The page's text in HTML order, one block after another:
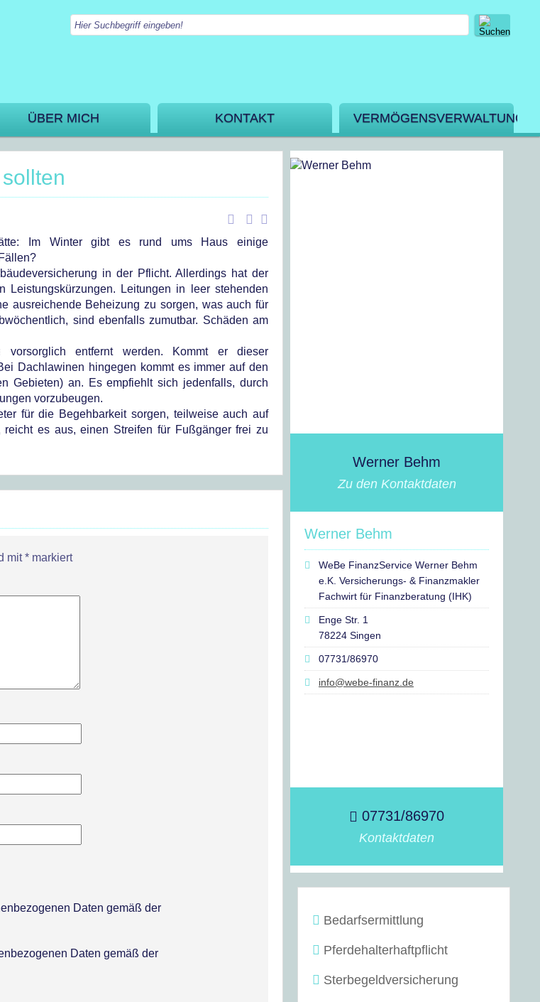
ÜBER MICH KONTAKT VERMÖGENSVERWALTUNG
Werner Behm
Zu den Kontaktdaten
Werner Behm
WeBe FinanzService Werner Behm
e.K. Versicherungs- & Finanzmakler
Fachwirt für Finanzberatung (IHK)
Enge Str. 1
78224 Singen
07731/86970
info@webe-finanz.de
07731/86970
Kontaktdaten
Bedarfsermittlung
Pferdehalterhaftpflicht
Sterbegeldversicherung
Im Winter gibt es rund ums Haus einige
in der Pflicht. Allerdings hat der
Leistungskürzungen. Leitungen in leer stehenden
ausreichende Beheizung zu sorgen, was auch für
sind ebenfalls zumutbar. Schäden am
vorsorglich entfernt werden. Kommt er dieser
Dachlawinen hingegen kommt es immer auf den
Gebieten) an. Es empfiehlt sich jedenfalls, durch
vorzubeugen.
für die Begehbarkeit sorgen, teilweise auch auf
es aus, einen Streifen für Fußgänger frei zu
mit* markiert
Daten gemäß der
Daten gemäß der